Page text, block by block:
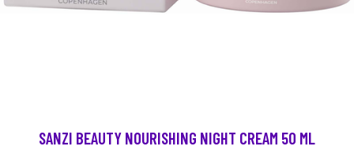
SANZI BEAUTY NOURISHING NIGHT CREAM 50 ML